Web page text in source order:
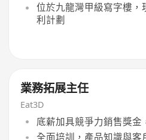
位於九龍灣甲級寫字樓
利計劃
業務拓展主任
Eat3D
底薪加具競爭力銷售獎金
全面培訓，產品知識與客